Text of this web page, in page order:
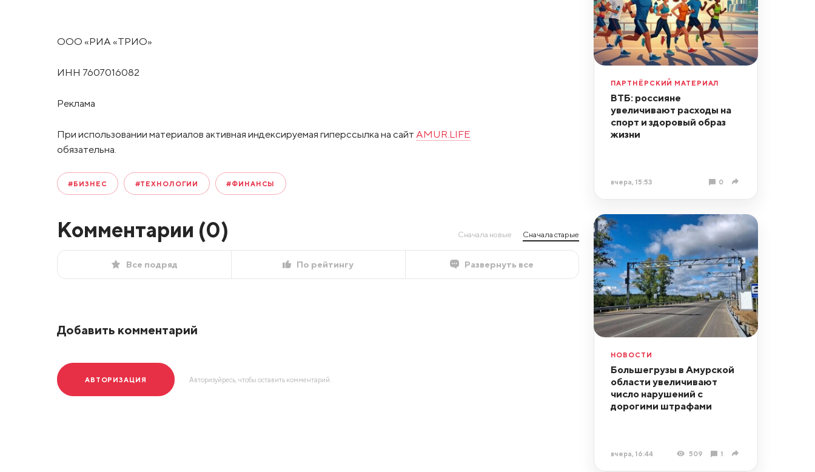
ООО «РИА «ТРИО»
ИНН 7607016082
Реклама
При использовании материалов активная индексируемая гиперссылка на сайт AMUR.LIFE
обязательна.
#БИЗНЕС #ТЕХНОЛОГИИ #ФИНАНСЫ
Комментарии (0) Сначала новые Сначала старые
Все подряд По рейтингу Развернуть все
Добавить комментарий
АВТОРИЗАЦИЯ Авторизуйресь, чтобы оставить комментарий.
ПАРТНЁРСКИЙ МАТЕРИАЛ
ВТБ: россияне
увеличивают расходы на
спорт и здоровый образ
жизни
вчера, 15:53 0
НОВОСТИ
Большегрузы в Амурской
области увеличивают
число нарушений с
дорогими штрафами
вчера, 16:44 509 1